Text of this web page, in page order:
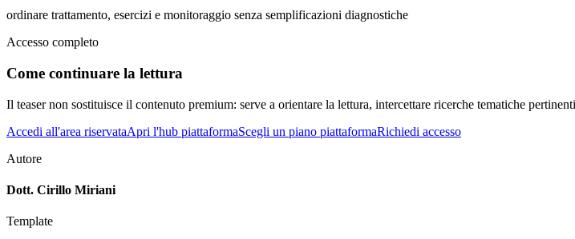
ordinare trattamento, esercizi e monitoraggio senza semplificazioni diagnostiche
Accesso completo
Come continuare la lettura
Il teaser non sostituisce il contenuto premium: serve a orientare la lettura, intercettare ricerche tematiche
Accedi all'area riservataApri l'hub piattaformaScegli un piano piattaformaRichiedi accesso
Autore
Dott. Cirillo Miriani
Template